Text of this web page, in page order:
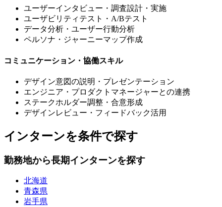
ユーザーインタビュー・調査設計・実施
ユーザビリティテスト・A/Bテスト
データ分析・ユーザー行動分析
ペルソナ・ジャーニーマップ作成
コミュニケーション・協働スキル
デザイン意図の説明・プレゼンテーション
エンジニア・プロダクトマネージャーとの連携
ステークホルダー調整・合意形成
デザインレビュー・フィードバック活用
インターンを条件で探す
勤務地から長期インターンを探す
北海道
青森県
岩手県